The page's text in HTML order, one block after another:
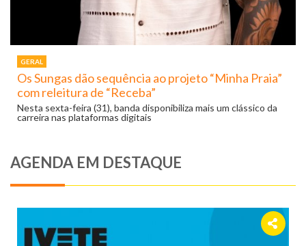
GERAL
Os Sungas dão sequência ao projeto “Minha Praia”
com releitura de “Receba”
Nesta sexta-feira (31), banda disponibiliza mais um clássico da
carreira nas plataformas digitais
AGENDA EM DESTAQUE